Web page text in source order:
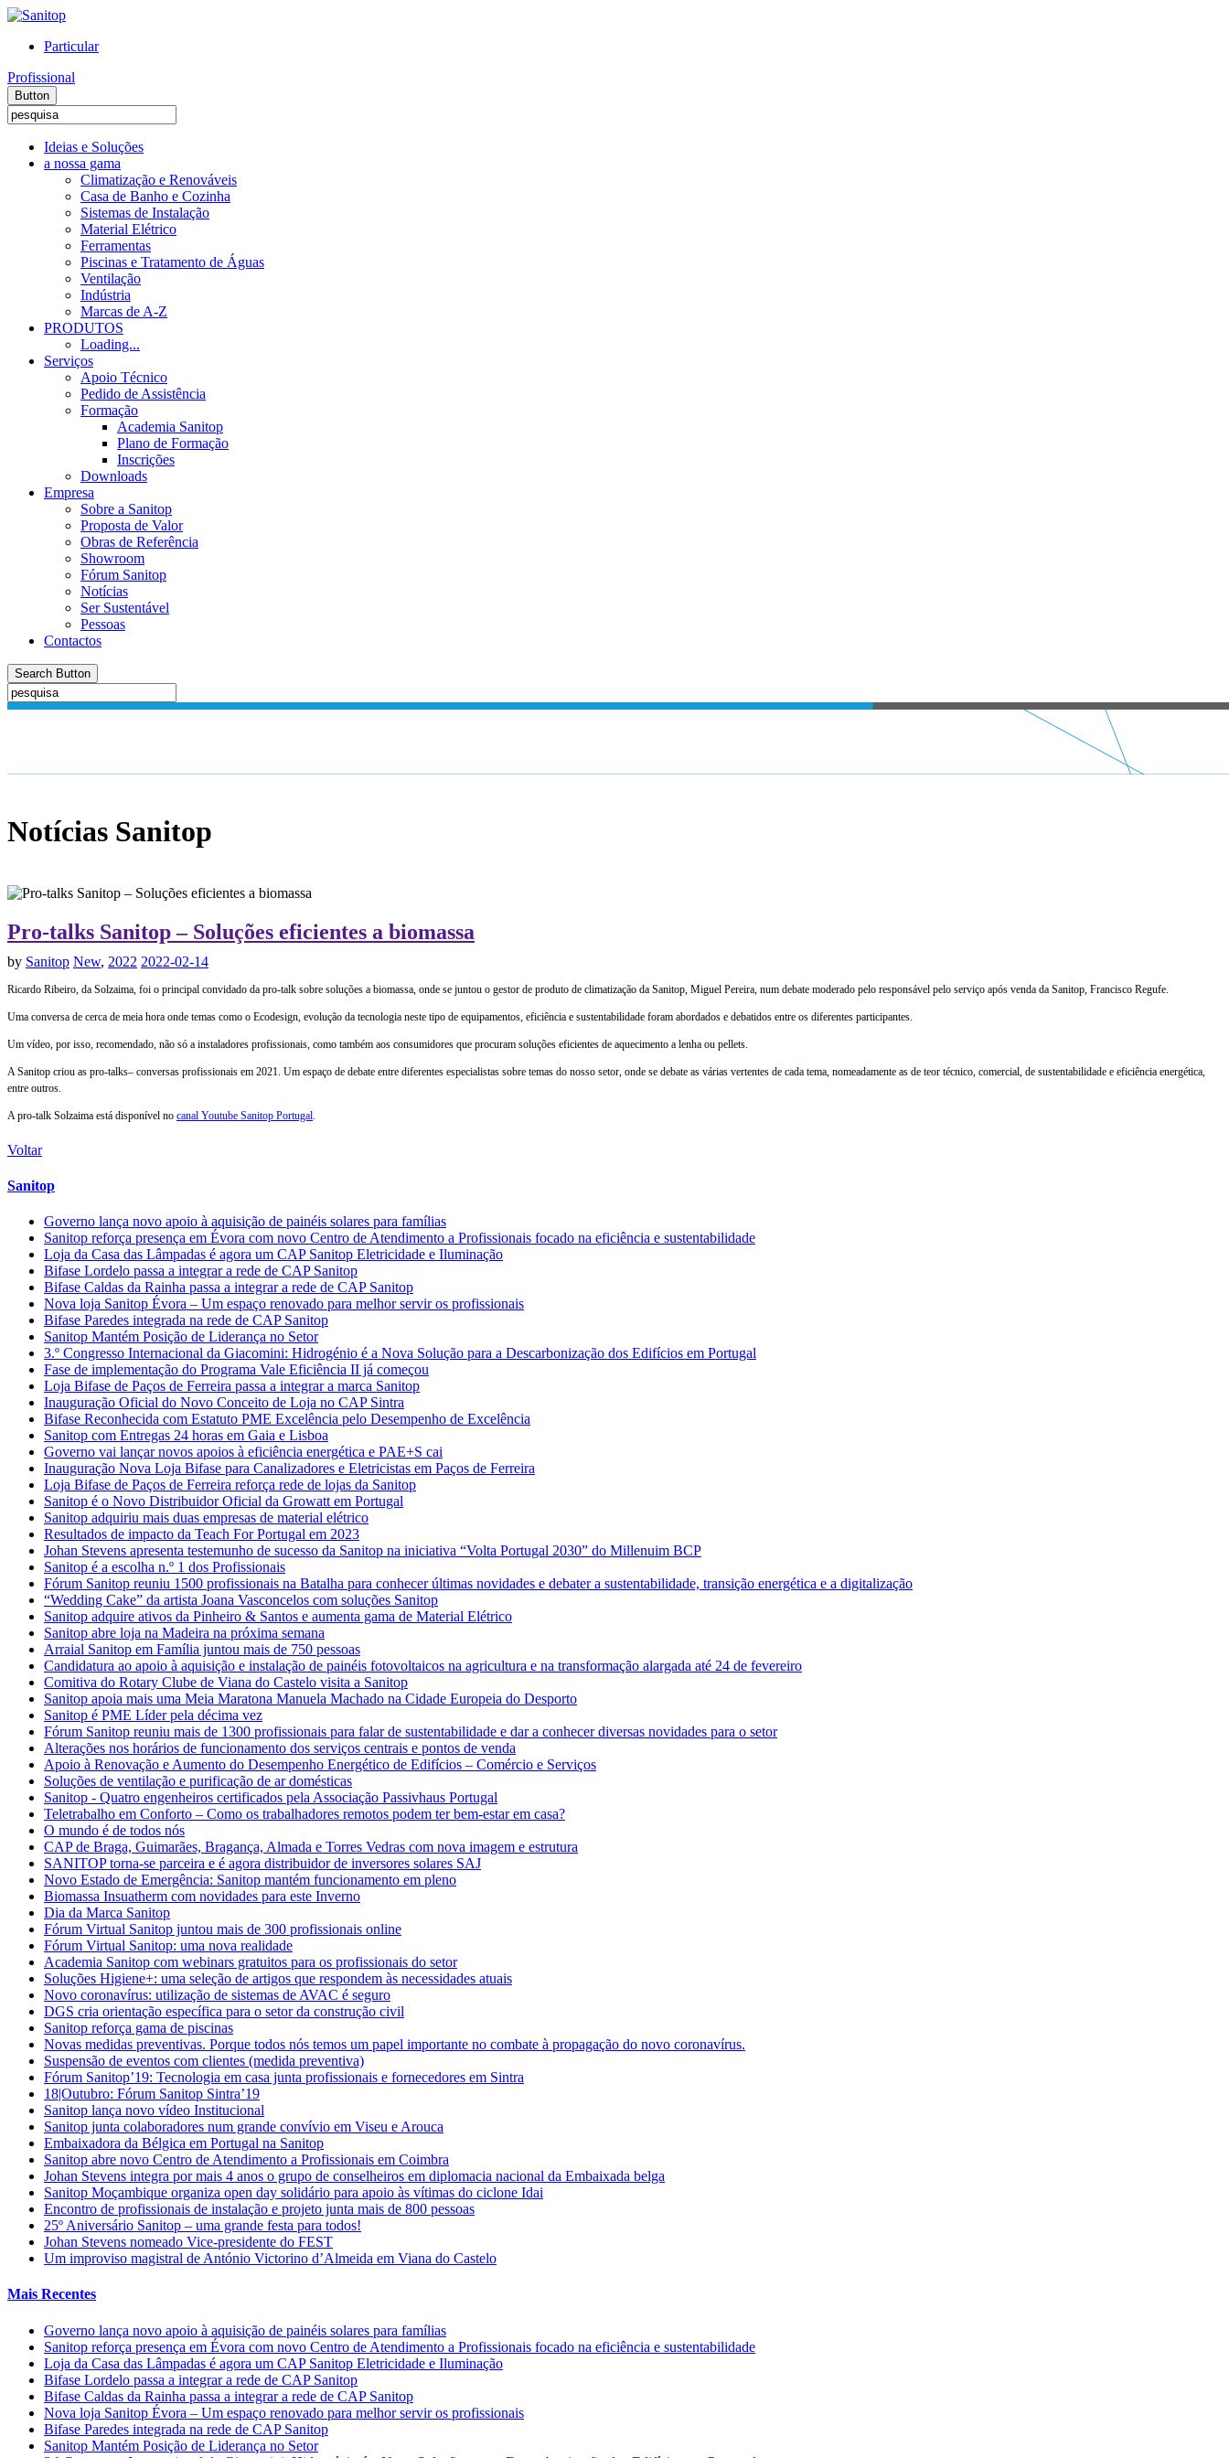
Particular
Profissional
Button
Ideias e Soluções
a nossa gama
Climatização e Renováveis
Casa de Banho e Cozinha
Sistemas de Instalação
Material Elétrico
Ferramentas
Piscinas e Tratamento de Águas
Ventilação
Indústria
Marcas de A-Z
PRODUTOS
Loading...
Serviços
Apoio Técnico
Pedido de Assistência
Formação
Academia Sanitop
Plano de Formação
Inscrições
Downloads
Empresa
Sobre a Sanitop
Proposta de Valor
Obras de Referência
Showroom
Fórum Sanitop
Notícias
Ser Sustentável
Pessoas
Contactos
Search Button
Notícias Sanitop
Pro-talks Sanitop – Soluções eficientes a biomassa
by Sanitop New, 2022 2022-02-14
Ricardo Ribeiro, da Solzaima, foi o principal convidado da pro-talk sobre soluções a biomassa, onde se juntou o gestor de produto de climatização da Sanitop, Miguel Pereira, num debate moderado pelo responsável pelo serviço após venda da Sanitop, Francisco Regufe.
Uma conversa de cerca de meia hora onde temas como o Ecodesign, evolução da tecnologia neste tipo de equipamentos, eficiência e sustentabilidade foram abordados e debatidos entre os diferentes participantes.
Um vídeo, por isso, recomendado, não só a instaladores profissionais, como também aos consumidores que procuram soluções eficientes de aquecimento a lenha ou pellets.
A Sanitop criou as pro-talks– conversas profissionais em 2021. Um espaço de debate entre diferentes especialistas sobre temas do nosso setor, onde se debate as várias vertentes de cada tema, nomeadamente as de teor técnico, comercial, de sustentabilidade e eficiência energética,
entre outros.
A pro-talk Solzaima está disponível no canal Youtube Sanitop Portugal
Voltar
Sanitop
Governo lança novo apoio à aquisição de painéis solares para famílias
Sanitop reforça presença em Évora com novo Centro de Atendimento a Profissionais focado na eficiência e sustentabilidade
Loja da Casa das Lâmpadas é agora um CAP Sanitop Eletricidade e Iluminação
Bifase Lordelo passa a integrar a rede de CAP Sanitop
Bifase Caldas da Rainha passa a integrar a rede de CAP Sanitop
Nova loja Sanitop Évora – Um espaço renovado para melhor servir os profissionais
Bifase Paredes integrada na rede de CAP Sanitop
Sanitop Mantém Posição de Liderança no Setor
3.º Congresso Internacional da Giacomini: Hidrogénio é a Nova Solução para a Descarbonização dos Edifícios em Portugal
Fase de implementação do Programa Vale Eficiência II já começou
Loja Bifase de Paços de Ferreira passa a integrar a marca Sanitop
Inauguração Oficial do Novo Conceito de Loja no CAP Sintra
Bifase Reconhecida com Estatuto PME Excelência pelo Desempenho de Excelência
Sanitop com Entregas 24 horas em Gaia e Lisboa
Governo vai lançar novos apoios à eficiência energética e PAE+S cai
Inauguração Nova Loja Bifase para Canalizadores e Eletricistas em Paços de Ferreira
Loja Bifase de Paços de Ferreira reforça rede de lojas da Sanitop
Sanitop é o Novo Distribuidor Oficial da Growatt em Portugal
Sanitop adquiriu mais duas empresas de material elétrico
Resultados de impacto da Teach For Portugal em 2023
Johan Stevens apresenta testemunho de sucesso da Sanitop na iniciativa “Volta Portugal 2030” do Millenuim BCP
Sanitop é a escolha n.º 1 dos Profissionais
Fórum Sanitop reuniu 1500 profissionais na Batalha para conhecer últimas novidades e debater a sustentabilidade, transição energética e a digitalização
“Wedding Cake” da artista Joana Vasconcelos com soluções Sanitop
Sanitop adquire ativos da Pinheiro & Santos e aumenta gama de Material Elétrico
Sanitop abre loja na Madeira na próxima semana
Arraial Sanitop em Família juntou mais de 750 pessoas
Candidatura ao apoio à aquisição e instalação de painéis fotovoltaicos na agricultura e na transformação alargada até 24 de fevereiro
Comitiva do Rotary Clube de Viana do Castelo visita a Sanitop
Sanitop apoia mais uma Meia Maratona Manuela Machado na Cidade Europeia do Desporto
Sanitop é PME Líder pela décima vez
Fórum Sanitop reuniu mais de 1300 profissionais para falar de sustentabilidade e dar a conhecer diversas novidades para o setor
Alterações nos horários de funcionamento dos serviços centrais e pontos de venda
Apoio à Renovação e Aumento do Desempenho Energético de Edifícios – Comércio e Serviços
Soluções de ventilação e purificação de ar domésticas
Sanitop - Quatro engenheiros certificados pela Associação Passivhaus Portugal
Teletrabalho em Conforto – Como os trabalhadores remotos podem ter bem-estar em casa?
O mundo é de todos nós
CAP de Braga, Guimarães, Bragança, Almada e Torres Vedras com nova imagem e estrutura
SANITOP torna-se parceira e é agora distribuidor de inversores solares SAJ
Novo Estado de Emergência: Sanitop mantém funcionamento em pleno
Biomassa Insuatherm com novidades para este Inverno
Dia da Marca Sanitop
Fórum Virtual Sanitop juntou mais de 300 profissionais online
Fórum Virtual Sanitop: uma nova realidade
Academia Sanitop com webinars gratuitos para os profissionais do setor
Soluções Higiene+: uma seleção de artigos que respondem às necessidades atuais
Novo coronavírus: utilização de sistemas de AVAC é seguro
DGS cria orientação específica para o setor da construção civil
Sanitop reforça gama de piscinas
Novas medidas preventivas. Porque todos nós temos um papel importante no combate à propagação do novo coronavírus.
Suspensão de eventos com clientes (medida preventiva)
Fórum Sanitop’19: Tecnologia em casa junta profissionais e fornecedores em Sintra
18|Outubro: Fórum Sanitop Sintra’19
Sanitop lança novo vídeo Institucional
Sanitop junta colaboradores num grande convívio em Viseu e Arouca
Embaixadora da Bélgica em Portugal na Sanitop
Sanitop abre novo Centro de Atendimento a Profissionais em Coimbra
Johan Stevens integra por mais 4 anos o grupo de conselheiros em diplomacia nacional da Embaixada belga
Sanitop Moçambique organiza open day solidário para apoio às vítimas do ciclone Idai
Encontro de profissionais de instalação e projeto junta mais de 800 pessoas
25º Aniversário Sanitop – uma grande festa para todos!
Johan Stevens nomeado Vice-presidente do FEST
Um improviso magistral de António Victorino d’Almeida em Viana do Castelo
Mais Recentes
Governo lança novo apoio à aquisição de painéis solares para famílias
Sanitop reforça presença em Évora com novo Centro de Atendimento a Profissionais focado na eficiência e sustentabilidade
Loja da Casa das Lâmpadas é agora um CAP Sanitop Eletricidade e Iluminação
Bifase Lordelo passa a integrar a rede de CAP Sanitop
Bifase Caldas da Rainha passa a integrar a rede de CAP Sanitop
Nova loja Sanitop Évora – Um espaço renovado para melhor servir os profissionais
Bifase Paredes integrada na rede de CAP Sanitop
Sanitop Mantém Posição de Liderança no Setor